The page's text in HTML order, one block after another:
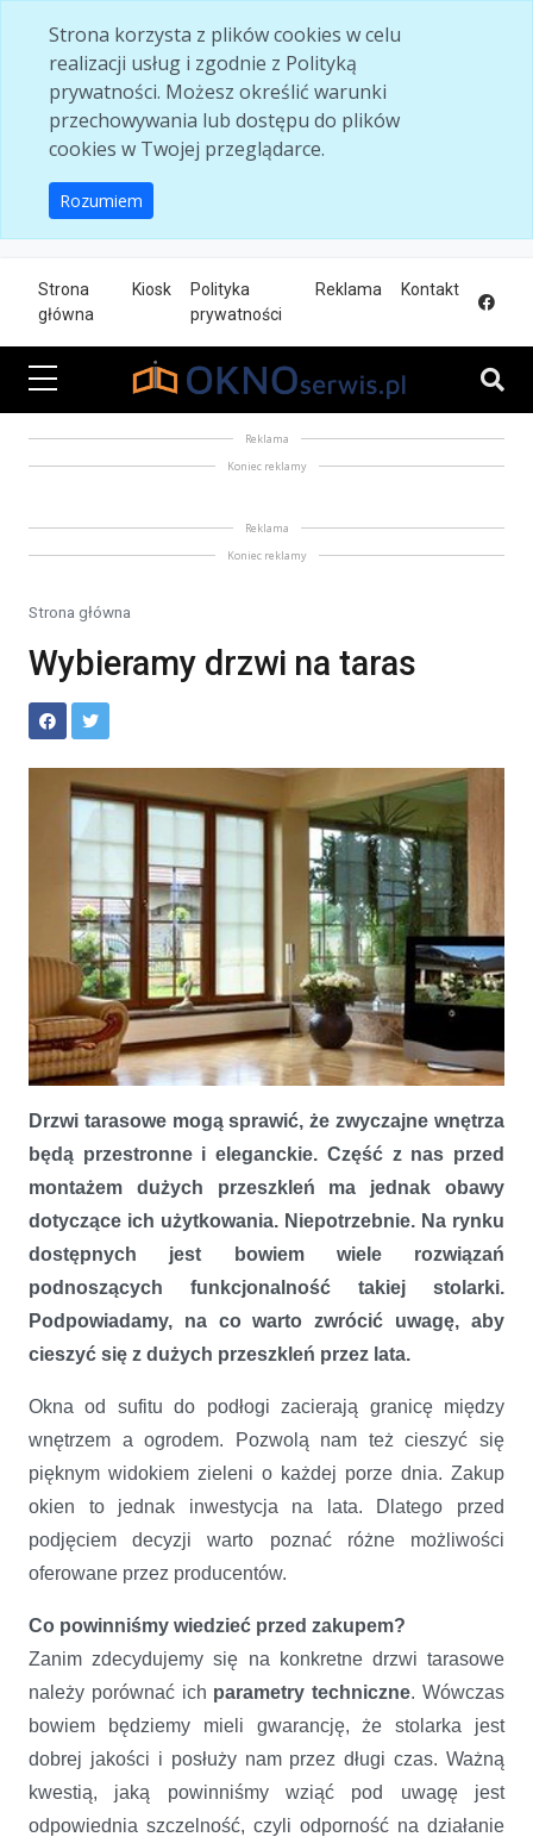
Strona korzysta z plików cookies w celu
realizacji usług i zgodnie z Polityką
prywatności. Możesz określić warunki
przechowywania lub dostępu do plików
cookies w Twojej przeglądarce.
Rozumiem
Strona
główna
Kiosk
Polityka
prywatności
Reklama Kontakt
Reklama
Koniec reklamy
Reklama
Koniec reklamy
Strona główna
Wybieramy drzwi na taras
Drzwi tarasowe mogą sprawić, że zwyczajne wnętrza
będą przestronne i eleganckie. Część z nas przed
montażem dużych przeszkleń ma jednak obawy
dotyczące ich użytkowania. Niepotrzebnie. Na rynku
dostępnych jest bowiem wiele rozwiązań
podnoszących funkcjonalność takiej stolarki.
Podpowiadamy, na co warto zwrócić uwagę, aby
cieszyć się z dużych przeszkleń przez lata.
Okna od sufitu do podłogi zacierają granicę między
wnętrzem a ogrodem. Pozwolą nam też cieszyć się
pięknym widokiem zieleni o każdej porze dnia. Zakup
okien to jednak inwestycja na lata. Dlatego przed
podjęciem decyzji warto poznać różne możliwości
oferowane przez producentów.
Co powinniśmy wiedzieć przed zakupem?
Zanim zdecydujemy się na konkretne drzwi tarasowe
należy porównać ich parametry techniczne. Wówczas
bowiem będziemy mieli gwarancję, że stolarka jest
dobrej jakości i posłuży nam przez długi czas. Ważną
kwestią, jaką powinniśmy wziąć pod uwagę jest
odpowiednia szczelność, czyli odporność na działanie